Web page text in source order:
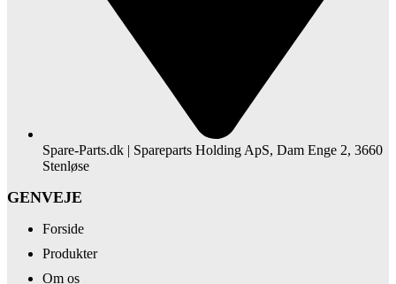
Spare-Parts.dk | Spareparts Holding ApS, Dam Enge 2, 3660
Stenløse
GENVEJE
Forside
Produkter
Om os